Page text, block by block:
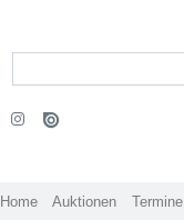
Home Auktionen Termine